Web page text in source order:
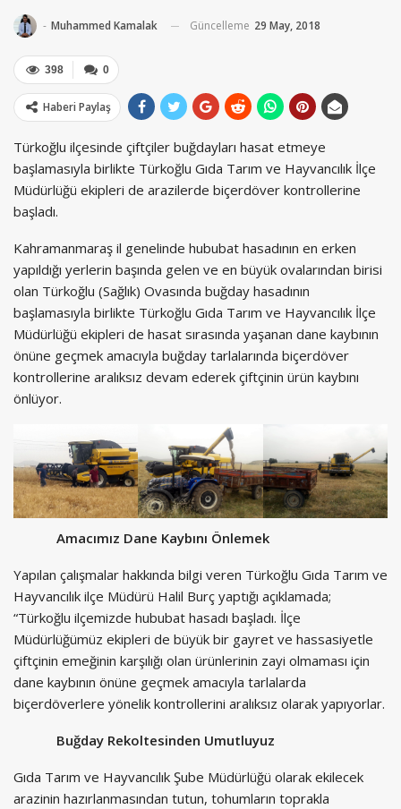
- Muhammed Kamalak Güncelleme 29 May, 2018
0
398
Haberi Paylaş
Türkoğlu ilçesinde çiftçiler buğdayları hasat etmeye
başlamasıyla birlikte Türkoğlu Gıda Tarım ve Hayvancılık İlçe
Müdürlüğü ekipleri de arazilerde biçerdöver kontrollerine
başladı.
Kahramanmaraş il genelinde hububat hasadının en erken
yapıldığı yerlerin başında gelen ve en büyük ovalarından birisi
olan Türkoğlu (Sağlık) Ovasında buğday hasadının
başlamasıyla birlikte Türkoğlu Gıda Tarım ve Hayvancılık İlçe
Müdürlüğü ekipleri de hasat sırasında yaşanan dane kaybının
önüne geçmek amacıyla buğday tarlalarında biçerdöver
kontrollerine aralıksız devam ederek çiftçinin ürün kaybını
önlüyor.
Amacımız Dane Kaybını Önlemek
Yapılan çalışmalar hakkında bilgi veren Türkoğlu Gıda Tarım ve
Hayvancılık ilçe Müdürü Halil Burç yaptığı açıklamada;
“Türkoğlu ilçemizde hububat hasadı başladı. İlçe
Müdürlüğümüz ekipleri de büyük bir gayret ve hassasiyetle
çiftçinin emeğinin karşılığı olan ürünlerinin zayi olmaması için
dane kaybının önüne geçmek amacıyla tarlalarda
biçerdöverlere yönelik kontrollerini aralıksız olarak yapıyorlar.
Buğday Rekoltesinden Umutluyuz
Gıda Tarım ve Hayvancılık Şube Müdürlüğü olarak ekilecek
arazinin hazırlanmasından tutun, tohumların toprakla